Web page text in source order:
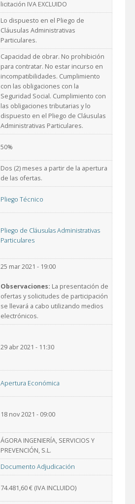
licitación IVA EXCLUIDO
Lo dispuesto en el Pliego de
Cláusulas Administrativas
Particulares.
Capacidad de obrar. No prohibición
para contratar. No estar incurso en
incompatibilidades. Cumplimiento
con las obligaciones con la
Seguridad Social. Cumplimiento con
las obligaciones tributarias y lo
dispuesto en el Pliego de Cláusulas
Administrativas Particulares.
50%
Dos (2) meses a partir de la apertura
de las ofertas.
Pliego Técnico
Pliego de Cláusulas Administrativas
Particulares
25 mar 2021 - 19:00
Observaciones: La presentación de
ofertas y solicitudes de participación
se llevará a cabo utilizando medios
electrónicos.
29 abr 2021 - 11:30
Apertura Económica
18 nov 2021 - 09:00
ÁGORA INGENIERÍA, SERVICIOS Y
PREVENCIÓN, S.L.
Documento Adjudicación
74.481,60 € (IVA INCLUIDO)